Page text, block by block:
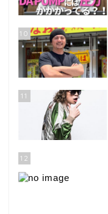
10
11
12